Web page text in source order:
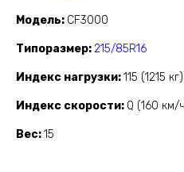
Модель CF3000
Типоразмер 215/85R16
Индекс нагрузки 115 (1215 кг)
Индекс скорости Q (160 км/
Вес 15